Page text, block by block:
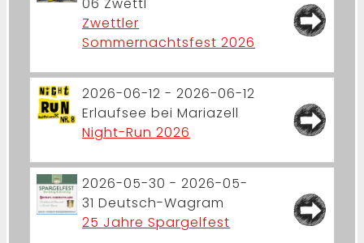
06 Zwettl
Zwettler
Sommernachtsfest 2026
2026-06-12 - 2026-06-12
Erlaufsee bei Mariazell
Night-Run 2026
2026-05-30 - 2026-05-
31 Deutsch-Wagram
25 Jahre Spargelfest